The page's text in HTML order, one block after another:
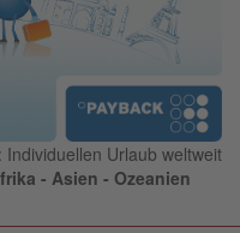
Urlaub weltweit
- Asien - Ozeanien